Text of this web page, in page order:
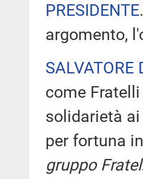
PRESIDENTE
argomento,
SALVATORE
come
solidarietà
per fortuna
gruppo